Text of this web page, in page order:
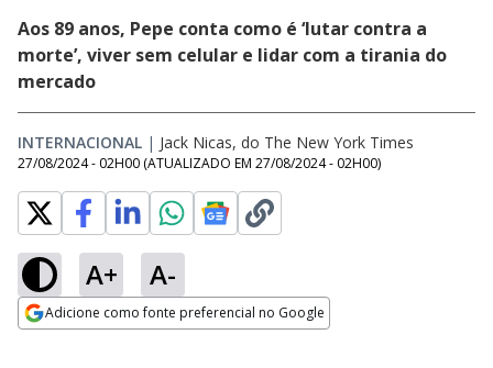
Aos 89 anos, Pepe conta como é ‘lutar contra a
morte’, viver sem celular e lidar com a tirania do
mercado
INTERNACIONAL | Jack Nicas, do The New York Times
27/08/2024 - 02H00 (ATUALIZADO EM 27/08/2024 - 02H00)
A+ A-
Adicione como fonte preferencial no Google